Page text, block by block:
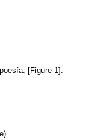
[Figure 1].